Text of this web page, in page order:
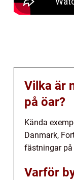
Vilka är
på öar?
Kända
Danmark,
fästningar på
Varför